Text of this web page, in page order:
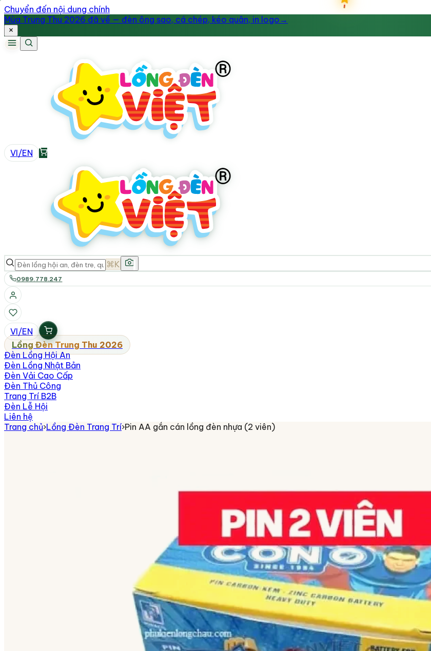
Chuyển đến nội dung chính
Mùa Trung Thu 2026 đã về — đèn ông sao, cá chép, kéo quân, in logo →
VI/EN
⌘K
0989.778.247
VI/EN
Lồng Đèn Trung Thu 2026
Đèn Lồng Hội An
Đèn Lồng Nhật Bản
Đèn Vải Cao Cấp
Đèn Thủ Công
Trang Trí B2B
Đèn Lễ Hội
Liên hệ
Trang chủ›Lồng Đèn Trang Trí›Pin AA gắn cán lồng đèn nhựa (2 viên)